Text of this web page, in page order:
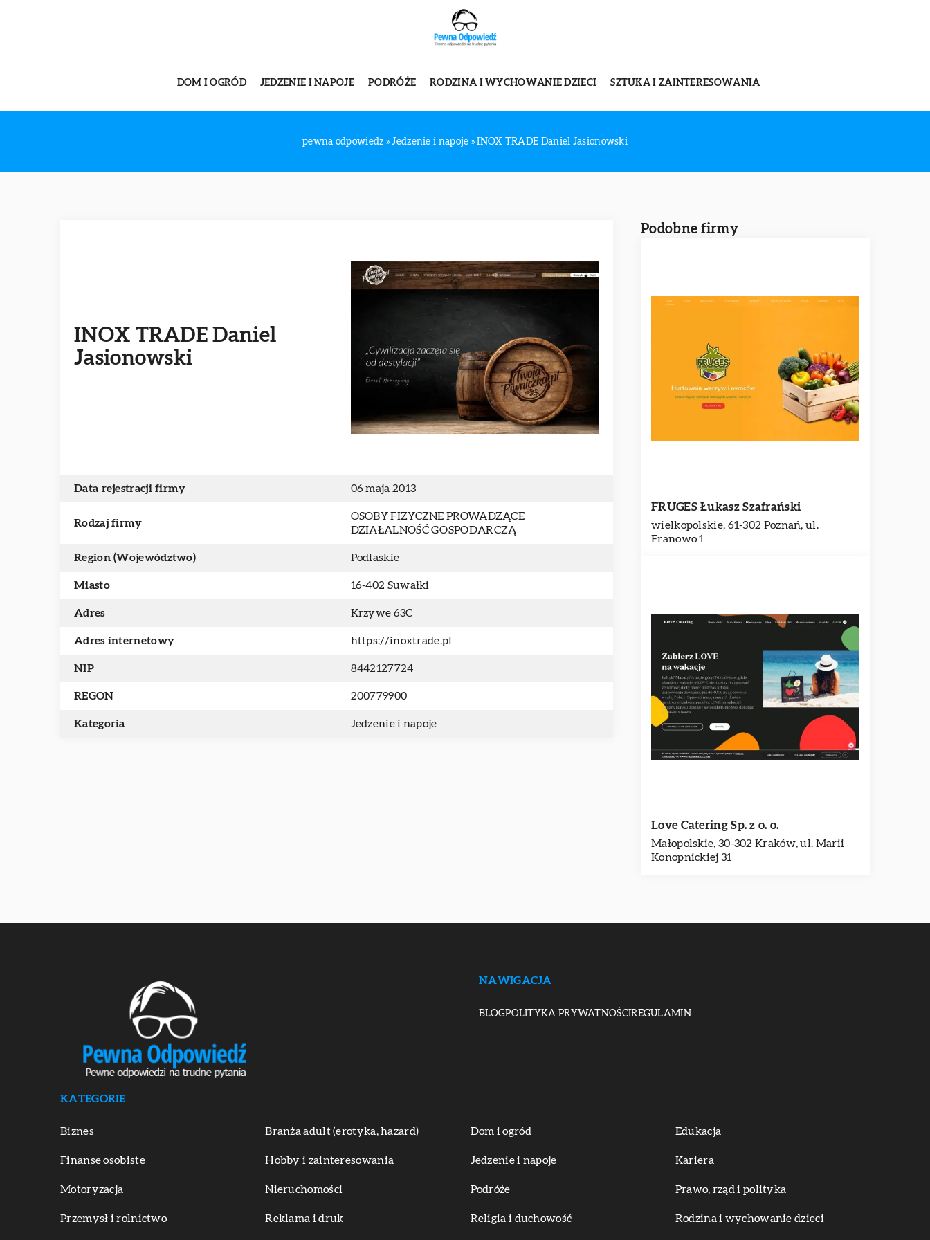
DOM I OGRÓD JEDZENIE I NAPOJE PODRÓŻE RODZINA I WYCHOWANIE DZIECI SZTUKA I ZAINTERESOWANIA
pewna odpowiedz »Jedzenie i napoje »INOX TRADE Daniel Jasionowski
INOX TRADE Daniel
Jasionowski
Data rejestracji firmy 06 maja 2013
Rodzaj firmy
OSOBY FIZYCZNE PROWADZĄCE
DZIAŁALNOŚĆ GOSPODARCZĄ
Region (Województwo) Podlaskie
Miasto 16-402 Suwałki
Adres Krzywe 63C
Adres internetowy https://inoxtrade.pl
NIP 8442127724
REGON 200779900
Kategoria Jedzenie i napoje
Podobne firmy
FRUGES Łukasz Szafrański
wielkopolskie, 61-302 Poznań, ul.
Franowo 1
Love Catering Sp. z o. o.
Małopolskie, 30-302 Kraków, ul. Marii
Konopnickiej 31
NAWIGACJA
BLOGPOLITYKA PRYWATNOŚCIREGULAMIN
KATEGORIE
Biznes Branża adult (erotyka, hazard) Dom i ogród Edukacja
Finanse osobiste Hobby i zainteresowania Jedzenie i napoje Kariera
Motoryzacja Nieruchomości Podróże Prawo, rząd i polityka
Przemysł i rolnictwo Reklama i druk Religia i duchowość Rodzina i wychowanie dzieci